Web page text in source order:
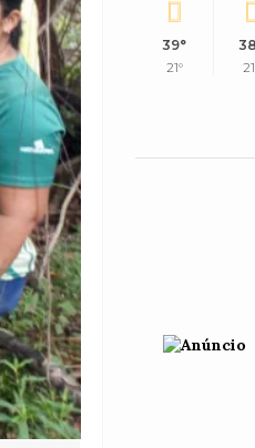
39°
21°